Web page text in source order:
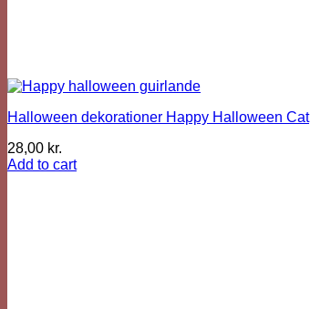
Halloween dekorationer Happy Halloween Cat
28,00 kr.
Add to cart